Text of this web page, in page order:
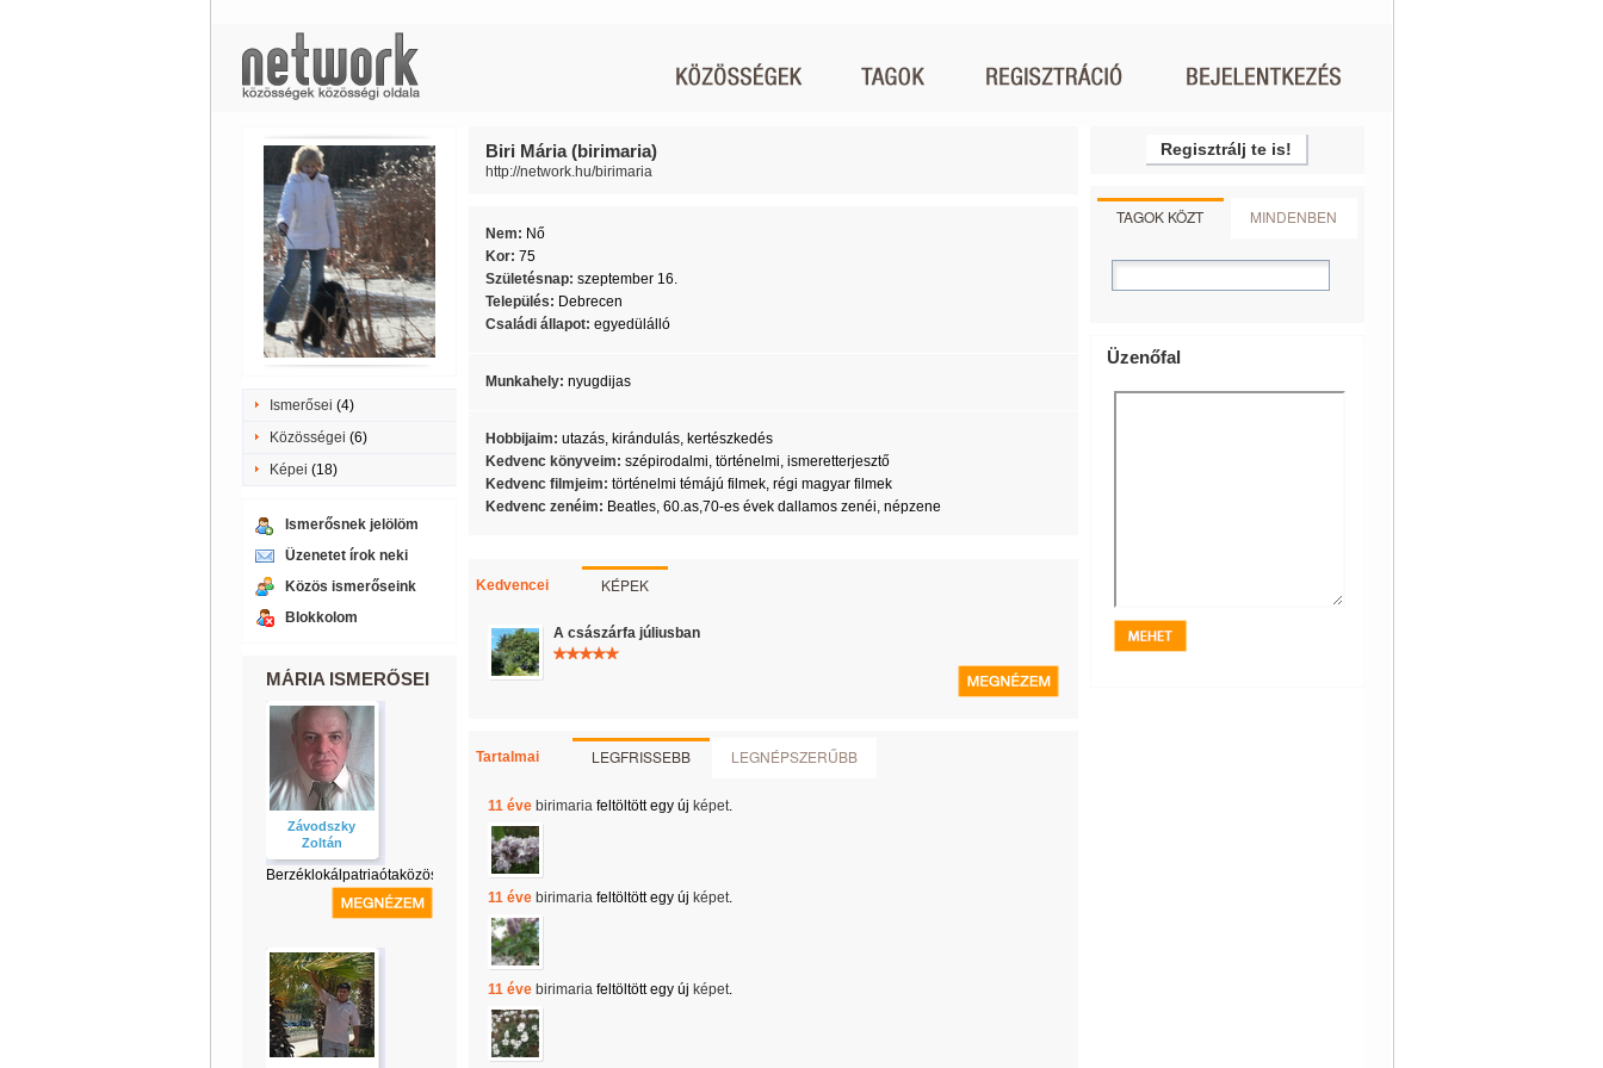
Ismerősei (4)
Közösségei (6)
Képei (18)
Ismerősnek jelölöm
Üzenetet írok neki
Közös ismerőseink
Blokkolom
MÁRIA ISMERŐSEI
Závodszky
Zoltán
Berzéklokálpatriaótaközösség
Biri Mária (birimaria)
http://network.hu/birimaria
Nem: Nő
Kor: 75
Születésnap: szeptember 16.
Település: Debrecen
Családi állapot: egyedülálló
Munkahely: nyugdijas
Hobbijaim: utazás, kirándulás, kertészkedés
Kedvenc könyveim: szépirodalmi, történelmi, ismeretterjesztő
Kedvenc filmjeim: történelmi témájú filmek, régi magyar filmek
Kedvenc zenéim: Beatles, 60.as,70-es évek dallamos zenéi, népzene
Kedvencei KÉPEK
A császárfa júliusban
Tartalmai LEGFRISSEBB LEGNÉPSZERŰBB
11 éve birimariafeltöltött egy új képet.
11 éve birimariafeltöltött egy új képet.
11 éve birimariafeltöltött egy új képet.
Regisztrálj te is!
TAGOK KÖZT MINDENBEN
Üzenőfal